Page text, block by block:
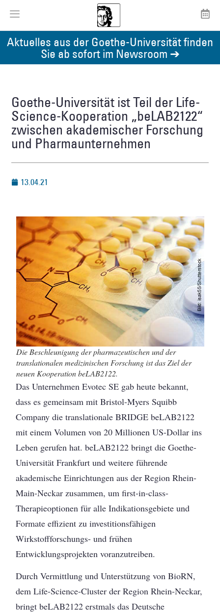
Aktuelles aus der Goethe-Universität finden
Sie ab sofort im Newsroom ➔
Goethe-Universität ist Teil der Life-
Science-Kooperation „beLAB2122“
zwischen akademischer Forschung
und Pharmaunternehmen
13.04.21
Die Beschleunigung der pharmazeutischen und der
translationalen medizinischen Forschung ist das Ziel der
neuen Kooperation beLAB2122.
Das Unternehmen Evotec SE gab heute bekannt,
dass es gemeinsam mit Bristol-Myers Squibb
Company die translationale BRIDGE beLAB2122
mit einem Volumen von 20 Millionen US-Dollar ins
Leben gerufen hat. beLAB2122 bringt die Goethe-
Universität Frankfurt und weitere führende
akademische Einrichtungen aus der Region Rhein-
Main-Neckar zusammen, um first-in-class-
Therapieoptionen für alle Indikationsgebiete und
Formate effizient zu investitionsfähigen
Wirkstoffforschungs- und frühen
Entwicklungsprojekten voranzutreiben.
Durch Vermittlung und Unterstützung von BioRN,
dem Life-Science-Cluster der Region Rhein-Neckar,
bringt beLAB2122 erstmals das Deutsche